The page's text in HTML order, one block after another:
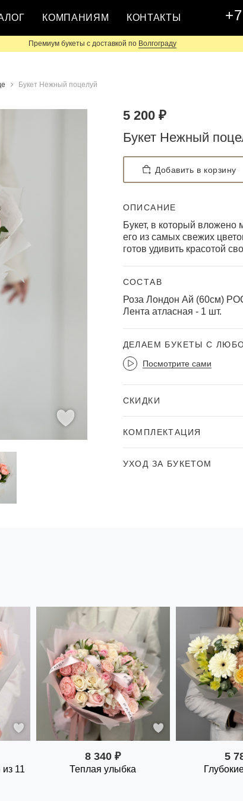
КОМПАНИЯМ КОНТАКТЫ
Премиум букеты с доставкой по Волгограду
Букет Нежный поцелуй
5 200 ₽
Букет Нежный
Добавить в корзину
ОПИСАНИЕ
Букет, в который вложено
его из самых свежих
готов удивить красотой
СОСТАВ
Роза Лондон Ай (60см)
Лента атласная - 1 шт.
ДЕЛАЕМ БУКЕТЫ С
Посмотрите сами
СКИДКИ
КОМПЛЕКТАЦИЯ
УХОД ЗА БУКЕТОМ
11
8 340 ₽
Теплая улыбка
5